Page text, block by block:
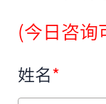
(今日咨询
姓名*